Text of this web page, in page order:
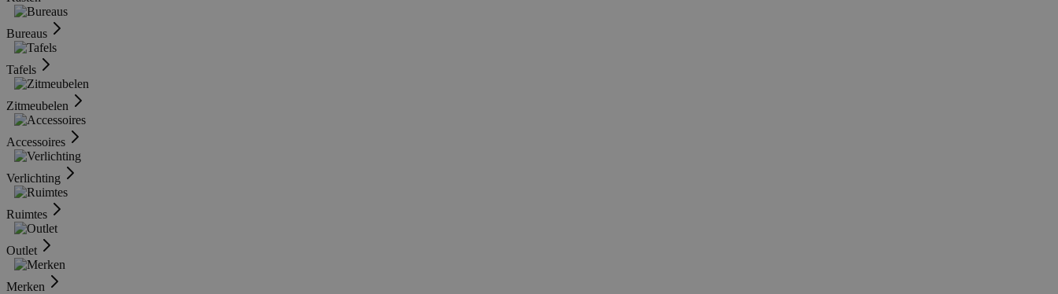
Bureaus
Tafels
Zitmeubelen
Accessoires
Verlichting
Ruimtes
Outlet
Merken